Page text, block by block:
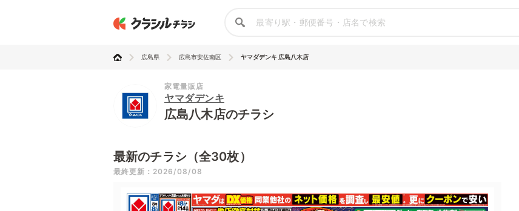
広島県 広島市安佐南区 ヤマダデンキ 広島八木店
家電量販店
ヤマダデンキ
広島八木店のチラシ
最新のチラシ（全30枚）
最終更新：2026/08/08